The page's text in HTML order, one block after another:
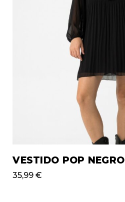
VESTIDO POP NEGRO
35,99€